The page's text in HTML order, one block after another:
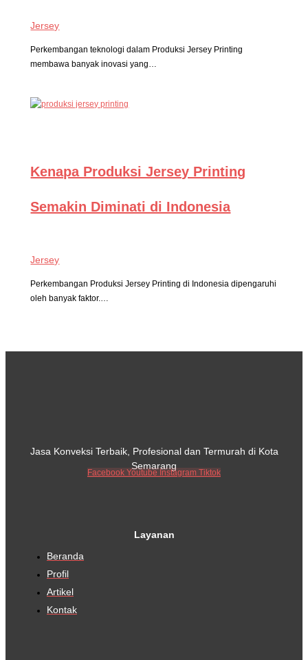
Jersey
Perkembangan teknologi dalam Produksi Jersey Printing
membawa banyak inovasi yang…
Kenapa Produksi Jersey Printing
Semakin Diminati di Indonesia
Jersey
Perkembangan Produksi Jersey Printing di Indonesia dipengaruhi
oleh banyak faktor.…
Jasa Konveksi Terbaik, Profesional dan Termurah di Kota
Semarang
Facebook Youtube Instagram Tiktok
Layanan
Beranda
Profil
Artikel
Kontak